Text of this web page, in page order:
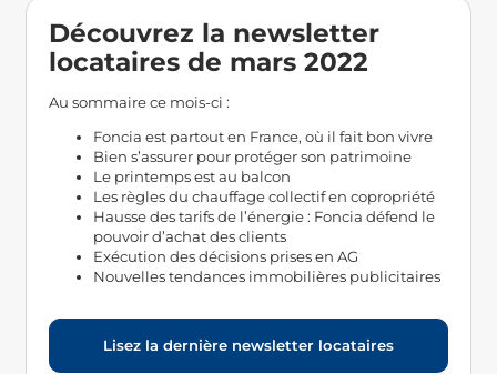
Découvrez la newsletter
locataires de mars 2022
Au sommaire ce mois-ci :
Foncia est partout en France, où il fait bon vivre
Bien s’assurer pour protéger son patrimoine
Le printemps est au balcon
Les règles du chauffage collectif en copropriété
Hausse des tarifs de l’énergie : Foncia défend le
pouvoir d’achat des clients
Exécution des décisions prises en AG
Nouvelles tendances immobilières publicitaires
Lisez la dernière newsletter locataires